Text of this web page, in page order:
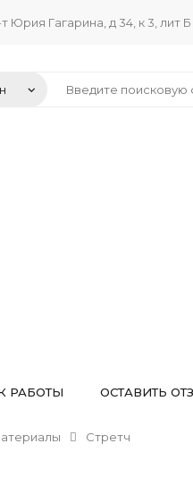
Гагарина, д 34, к 3, лит Б
РАБОТЫ ОСТАВИТЬ
Стретч